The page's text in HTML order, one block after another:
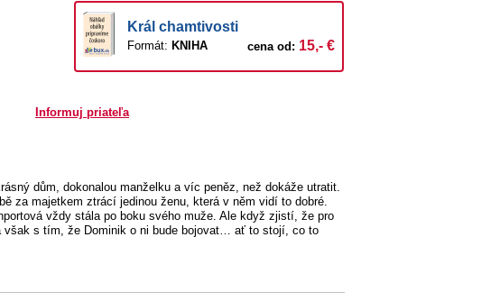
Král chamtivosti
Formát: KNIHA cena od: 15,- €
Informuj priateľa
dům, dokonalou manželku a víc peněz, než dokáže utratit.
za majetkem ztrácí jedinou ženu, která v něm vidí to dobré.
vždy stála po boku svého muže. Ale když zjistí, že pro
však s tím, že Dominik o ni bude bojovat… ať to stojí, co to